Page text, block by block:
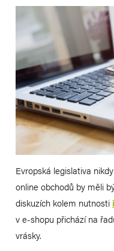
Evropská legislativa
online obchodů by měli
diskuzích kolem nutnosti
v e-shopu přichází na
vrásky.